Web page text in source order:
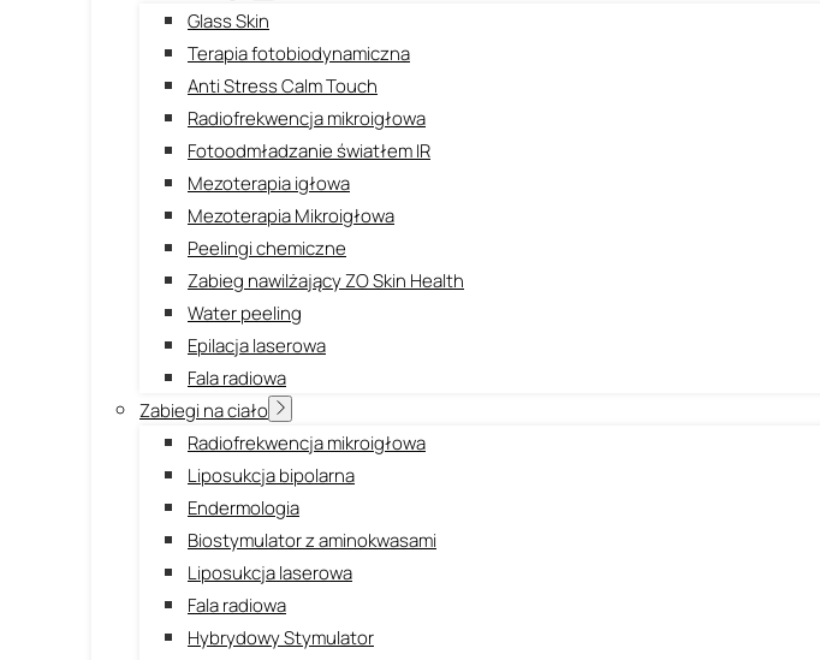
Glass Skin
Terapia fotobiodynamiczna
Anti Stress Calm Touch
Radiofrekwencja mikroigłowa
Fotoodmładzanie światłem IR
Mezoterapia igłowa
Mezoterapia Mikroigłowa
Peelingi chemiczne
Zabieg nawilżający ZO Skin Health
Water peeling
Epilacja laserowa
Fala radiowa
Zabiegi na ciało
Radiofrekwencja mikroigłowa
Liposukcja bipolarna
Endermologia
Biostymulator z aminokwasami
Liposukcja laserowa
Fala radiowa
Hybrydowy Stymulator